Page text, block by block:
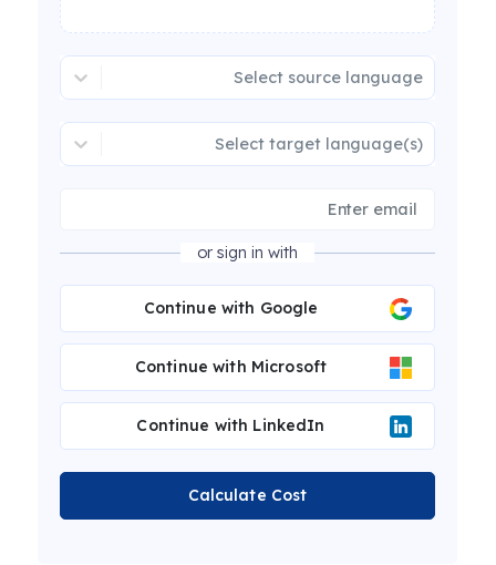
Select source language
Select target language(s)
or sign in with
Continue with Google
Continue with Microsoft
Continue with LinkedIn
Calculate Cost